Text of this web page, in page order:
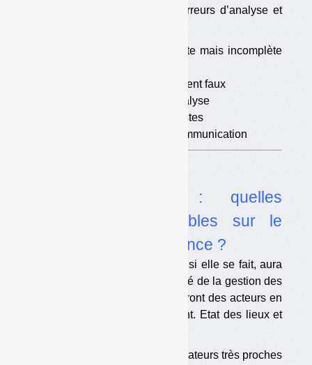
également plusieurs grosses erreurs d’analyse et
Une analyse intéressante mais incomplète
Des éléments factuellement faux
De grosses erreurs d’analyse
Des idées reçues simplistes
Une grosse erreur de communication
Veolia / Suez : quelles
conséquences possibles sur le
marché et la concurrence ?
La fusion entre Veolia et Suez, si elle se fait, aura
des conséquences sur le marché de la gestion des
déchets en France, qui dépendront des acteurs en
présence et du rôle qu’ils jouent. Etat des lieux et
Veolia et Suez : des opérateurs très proches